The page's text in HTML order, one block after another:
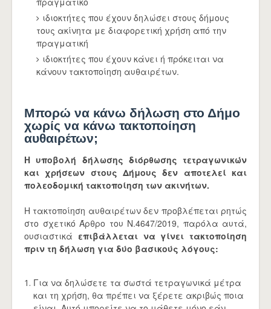
ιδιοκτήτες που έχουν δηλώσει στους δήμους
τους ακίνητα με διαφορετική χρήση από την
πραγματική
ιδιοκτήτες που έχουν κάνει ή πρόκειται να
κάνουν τακτοποίηση αυθαιρέτων.
Μπορώ να κάνω δήλωση στο Δήμο
χωρίς να κάνω τακτοποίηση
αυθαιρέτων;
Η υποβολή δήλωσης διόρθωσης τετραγωνικών
και χρήσεων στους Δήμους δεν αποτελεί και
πολεοδομική τακτοποίηση των ακινήτων.
Η τακτοποίηση αυθαιρέτων δεν προβλέπεται ρητώς
στο σχετικό Άρθρο του Ν.4647/2019, παρόλα αυτά,
ουσιαστικά επιβάλλεται να γίνει τακτοποίηση
πριν τη δήλωση για δύο βασικούς λόγους:
Για να δηλώσετε τα σωστά τετραγωνικά μέτρα
και τη χρήση, θα πρέπει να ξέρετε ακριβώς ποια